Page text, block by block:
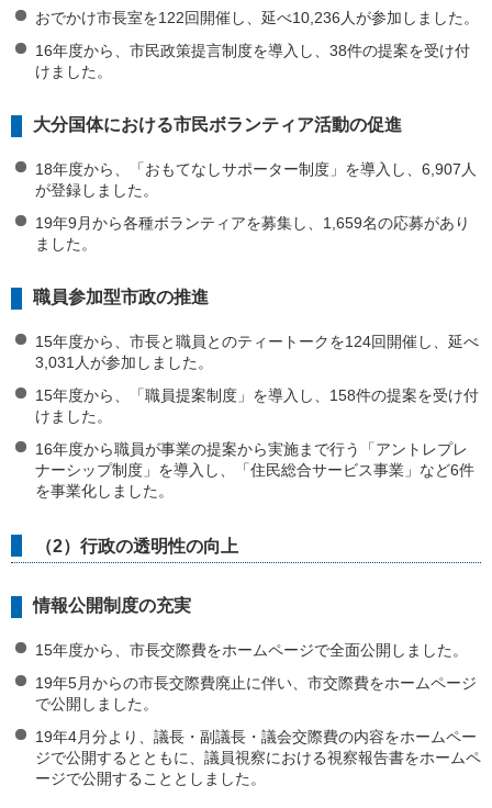
おでかけ市長室を122回開催し、延べ10,236人が参加しました。
16年度から、市民政策提言制度を導入し、38件の提案を受け付
けました。
大分国体における市民ボランティア活動の促進
18年度から、「おもてなしサポーター制度」を導入し、6,907人
が登録しました。
19年9月から各種ボランティアを募集し、1,659名の応募があり
ました。
職員参加型市政の推進
15年度から、市長と職員とのティートークを124回開催し、延べ
3,031人が参加しました。
15年度から、「職員提案制度」を導入し、158件の提案を受け付
けました。
16年度から職員が事業の提案から実施まで行う「アントレプレ
ナーシップ制度」を導入し、「住民総合サービス事業」など6件
を事業化しました。
（2）行政の透明性の向上
情報公開制度の充実
15年度から、市長交際費をホームページで全面公開しました。
19年5月からの市長交際費廃止に伴い、市交際費をホームページ
で公開しました。
19年4月分より、議長・副議長・議会交際費の内容をホームペー
ジで公開するとともに、議員視察における視察報告書をホームペ
ージで公開することとしました。